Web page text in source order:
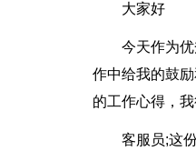
大家好
今天作为
作中给我的鼓
的工作心得，我
客服员;这